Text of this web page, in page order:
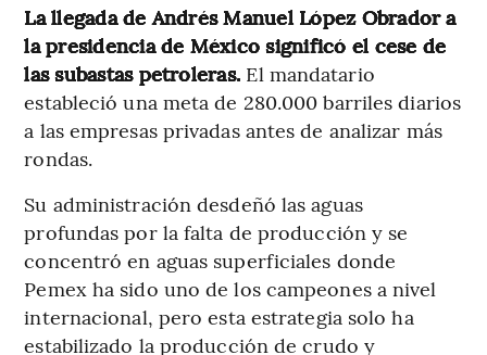
La llegada de Andrés Manuel López Obrador a
la presidencia de México significó el cese de
las subastas petroleras. El mandatario
estableció una meta de 280.000 barriles diarios
a las empresas privadas antes de analizar más
rondas.
Su administración desdeñó las aguas
profundas por la falta de producción y se
concentró en aguas superficiales donde
Pemex ha sido uno de los campeones a nivel
internacional, pero esta estrategia solo ha
estabilizado la producción de crudo y